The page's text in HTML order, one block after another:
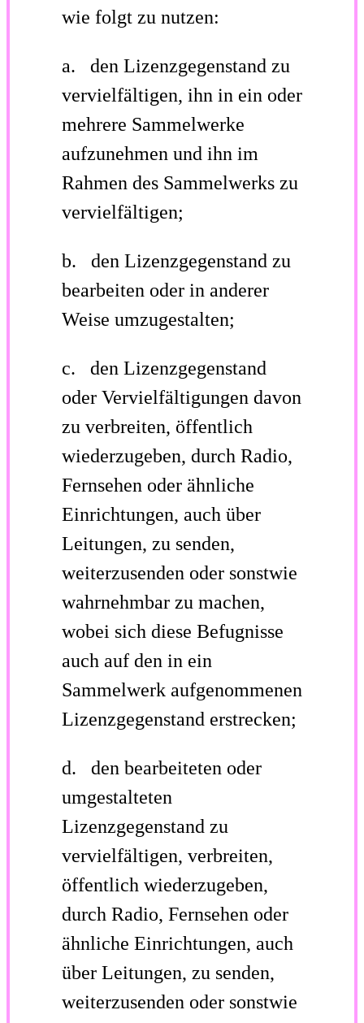
wie folgt zu nutzen:
a. den Lizenzgegenstand zu
vervielfältigen, ihn in ein oder
mehrere Sammelwerke
aufzunehmen und ihn im
Rahmen des Sammelwerks zu
vervielfältigen;
b. den Lizenzgegenstand zu
bearbeiten oder in anderer
Weise umzugestalten;
c. den Lizenzgegenstand
oder Vervielfältigungen davon
zu verbreiten, öffentlich
wiederzugeben, durch Radio,
Fernsehen oder ähnliche
Einrichtungen, auch über
Leitungen, zu senden,
weiterzusenden oder sonstwie
wahrnehmbar zu machen,
wobei sich diese Befugnisse
auch auf den in ein
Sammelwerk aufgenommenen
Lizenzgegenstand erstrecken;
d. den bearbeiteten oder
umgestalteten
Lizenzgegenstand zu
vervielfältigen, verbreiten,
öffentlich wiederzugeben,
durch Radio, Fernsehen oder
ähnliche Einrichtungen, auch
über Leitungen, zu senden,
weiterzusenden oder sonstwie